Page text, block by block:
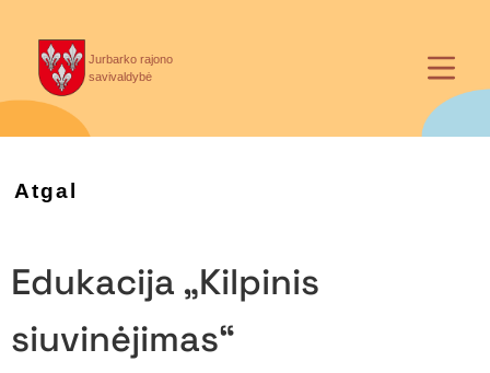
Jurbarko rajono
savivaldybė
Atgal
Edukacija „Kilpinis
siuvinėjimas“